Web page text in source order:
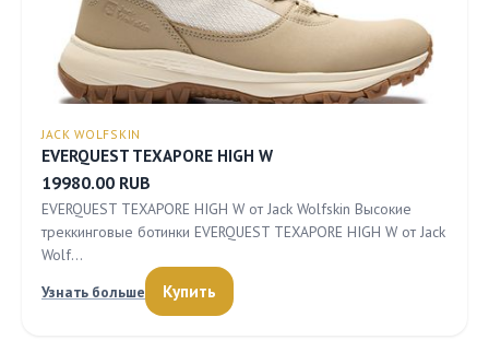
JACK WOLFSKIN
EVERQUEST TEXAPORE HIGH W
19980.00 RUB
EVERQUEST TEXAPORE HIGH W от Jack Wolfskin Высокие
треккинговые ботинки EVERQUEST TEXAPORE HIGH W от Jack
Wolf…
Узнать больше
Купить